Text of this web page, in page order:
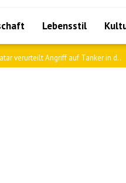
Lebensstil
verurteilt Angriff auf Tanker in d..